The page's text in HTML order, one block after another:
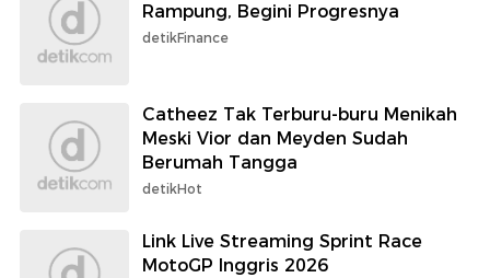
Rampung, Begini Progresnya
detikFinance
Catheez Tak Terburu-buru Menikah
Meski Vior dan Meyden Sudah
Berumah Tangga
detikHot
Link Live Streaming Sprint Race
MotoGP Inggris 2026